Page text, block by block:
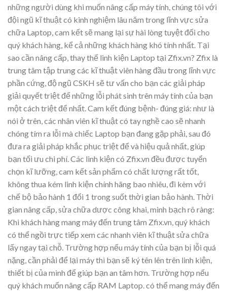
những người dùng khi muốn nâng cấp máy tính, chúng tôi với
đội ngũ kĩ thuật có kinh nghiệm lâu năm trong lĩnh vực sửa
chữa Laptop, cam kết sẽ mang lại sự hài lòng tuyệt đối cho
quý khách hàng, kể cả những khách hàng khó tính nhất. Tại
sao cần nâng cấp, thay thế linh kiện Laptop tại Zfix.vn? Zfix là
trung tâm tập trung các kĩ thuật viên hàng đầu trong lĩnh vực
phần cứng, độ ngũ CSKH sẽ tư vấn cho bạn các giải pháp
giải quyết triệt để những lỗi phát sinh trên máy tính của bạn
một cách triệt để nhất. Cam kết đúng bệnh- đúng giá: như là
nói ở trên, các nhân viên kĩ thuật có tay nghề cao sẽ nhanh
chóng tím ra lỗi mà chiếc Laptop bạn đang gặp phải, sau đó
đưa ra giải pháp khắc phục triệt để và hiệu quả nhất, giúp
bạn tối ưu chi phí. Các linh kiện có Zfix.vn đều được tuyển
chọn kĩ lưỡng, cam kết sản phẩm có chất lượng rất tốt,
không thua kém linh kiện chính hãng bao nhiêu, đi kèm với
chế bộ bảo hành 1 đổi 1 trong suốt thời gian bảo hành. Thời
gian nâng cấp, sửa chữa dược công khai, minh bạch rõ ràng:
Khi khách hàng mang máy đến trung tâm Zfix.vn, quý khách
có thể ngồi trực tiếp xem các nhanh viên kĩ thuật sửa chữa
lấy ngay tại chỗ. Trường hợp nếu máy tính của bạn bị lỗi quá
nặng, cần phải để lại máy thì bạn sẽ ký tên lên trên linh kiện,
thiết bị của mình để giúp bạn an tâm hơn. Trường hợp nếu
quý khách muốn nâng cấp RAM Laptop. có thể mang máy đến